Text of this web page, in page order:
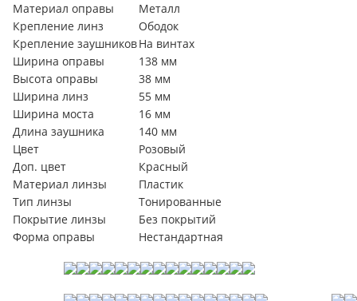
Материал оправы
Металл
Крепление линз
Ободок
Крепление заушниковНа винтах
Ширина оправы
138 мм
Высота оправы
38 мм
Ширина линз
55 мм
Ширина моста
16 мм
Длина заушника
140 мм
Цвет
Розовый
Доп. цвет
Красный
Материал линзы
Пластик
Тип линзы
Тонированные
Покрытие линзы
Без покрытий
Форма оправы
Нестандартная